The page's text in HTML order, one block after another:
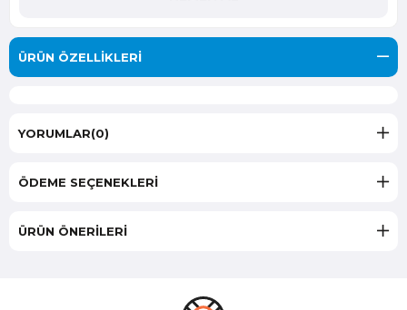
ÜRÜN ÖZELLIKLERI
YORUMLAR(0)
ÖDEME SEÇENEKLERI
ÜRÜN ÖNERILERI